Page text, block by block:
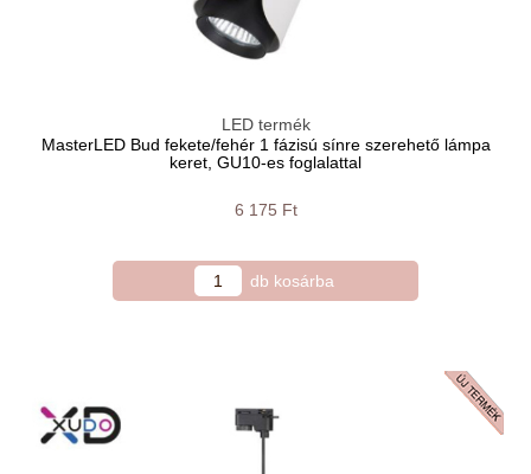
LED termék
MasterLED Bud fekete/fehér 1 fázisú sínre szerehető lámpa
keret, GU10-es foglalattal
6 175 Ft